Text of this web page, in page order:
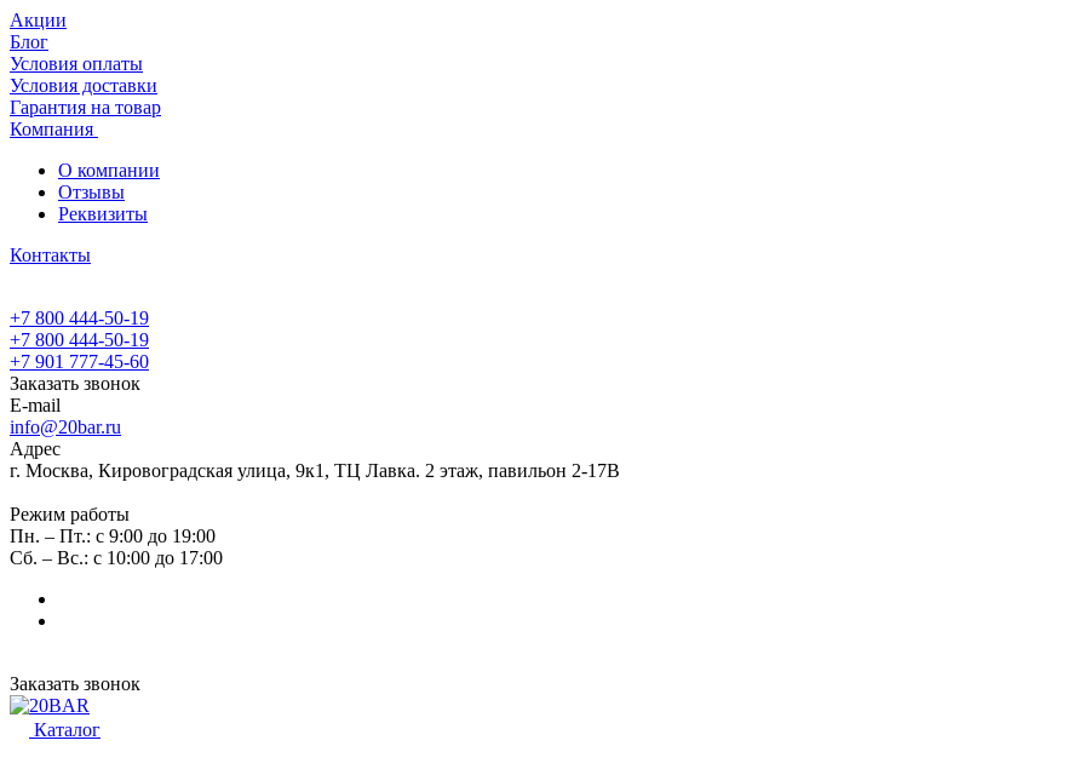
Акции
Блог
Условия оплаты
Условия доставки
Гарантия на товар
Компания
О компании
Отзывы
Реквизиты
Контакты
+7 800 444-50-19
+7 800 444-50-19
+7 901 777-45-60
Заказать звонок
E-mail
info@20bar.ru
Адрес
г. Москва, Кировоградская улица, 9к1, ТЦ Лавка. 2 этаж, павильон 2-17В
Режим работы
Пн. – Пт.: с 9:00 до 19:00
Сб. – Вс.: с 10:00 до 17:00
Заказать звонок
Каталог